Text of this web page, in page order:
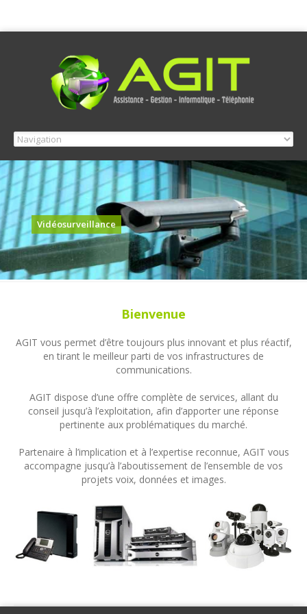
Vidéosurveillance
Bienvenue
AGIT vous permet d’être toujours plus innovant et plus réactif,
en tirant le meilleur parti de vos infrastructures de
communications.
AGIT dispose d’une offre complète de services, allant du
conseil jusqu’à l’exploitation, afin d’apporter une réponse
pertinente aux problématiques du marché.
Partenaire à l’implication et à l’expertise reconnue, AGIT vous
accompagne jusqu’à l’aboutissement de l’ensemble de vos
projets voix, données et images.